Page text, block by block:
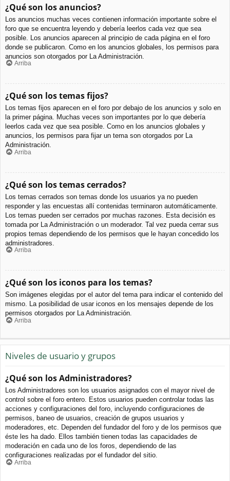
¿Qué son los anuncios?
Los anuncios muchas veces contienen información importante sobre el
foro que se encuentra leyendo y debería leerlos cada vez que sea
posible. Los anuncios aparecen al principio de cada página en el foro
donde se publicaron. Como en los anuncios globales, los permisos para
anuncios son otorgados por La Administración.
Arriba
¿Qué son los temas fijos?
Los temas fijos aparecen en el foro por debajo de los anuncios y solo en
la primer página. Muchas veces son importantes por lo que debería
leerlos cada vez que sea posible. Como en los anuncios globales y
anuncios, los permisos para fijar un tema son otorgados por La
Administración.
Arriba
¿Qué son los temas cerrados?
Los temas cerrados son temas donde los usuarios ya no pueden
responder y las encuestas allí contenidas terminaron automáticamente.
Los temas pueden ser cerrados por muchas razones. Esta decisión es
tomada por La Administración o un moderador. Tal vez pueda cerrar sus
propios temas dependiendo de los permisos que le hayan concedido los
administradores.
Arriba
¿Qué son los iconos para los temas?
Son imágenes elegidas por el autor del tema para indicar el contenido del
mismo. La posibilidad de usar iconos en los mensajes depende de los
permisos otorgados por La Administración.
Arriba
Niveles de usuario y grupos
¿Qué son los Administradores?
Los Administradores son los usuarios asignados con el mayor nivel de
control sobre el foro entero. Estos usuarios pueden controlar todas las
acciones y configuraciones del foro, incluyendo configuraciones de
permisos, baneo de usuarios, creación de grupos usuarios y
moderadores, etc. Dependen del fundador del foro y de los permisos que
éste les ha dado. Ellos también tienen todas las capacidades de
moderación en cada uno de los foros, dependiendo de las
configuraciones realizadas por el fundador del sitio.
Arriba